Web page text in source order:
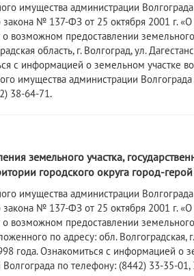
имущества администрации
№ 137-ФЗ от 25 октября 2001 г.
возможном предоставлении
область, г. Волгоград, ул.
с информацией о земельном участке
имущества администрации
38-64-71.
земельного участка,
городского округа город-
имущества администрации
№ 137-ФЗ от 25 октября 2001 г.
возможном предоставлении
по адресу: обл.
года. Ознакомиться с информацией о
по телефону: (8442) 33-35-01,